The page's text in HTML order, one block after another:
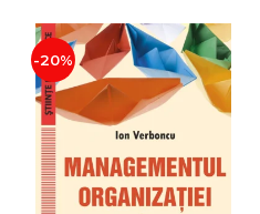
-20%